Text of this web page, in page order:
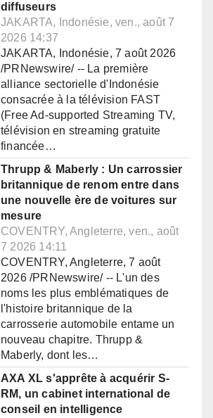
diffuseurs
JAKARTA, Indonésie, ven., août 7
2026 14:37
JAKARTA, Indonésie, 7 août 2026
/PRNewswire/ -- La première
alliance sectorielle d'Indonésie
consacrée à la télévision FAST
(Free Ad-supported Streaming TV,
télévision en streaming gratuite
financée…
Thrupp & Maberly : Un carrossier
britannique de renom entre dans
une nouvelle ère de voitures sur
mesure
COVENTRY, Angleterre, ven., août
7 2026 14:11
COVENTRY, Angleterre, 7 août
2026 /PRNewswire/ -- L'un des
noms les plus emblématiques de
l'histoire britannique de la
carrosserie automobile entame un
nouveau chapitre. Thrupp &
Maberly, dont les…
AXA XL s'apprête à acquérir S-
RM, un cabinet international de
conseil en intelligence